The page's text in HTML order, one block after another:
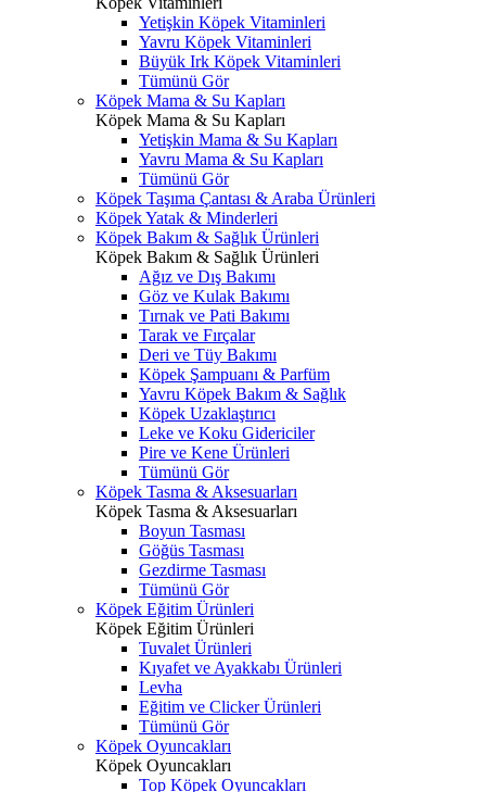
Yetişkin Köpek Vitaminleri
Yavru Köpek Vitaminleri
Büyük Irk Köpek Vitaminleri
Tümünü Gör
Köpek Mama & Su Kapları
Köpek Mama & Su Kapları
Yetişkin Mama & Su Kapları
Yavru Mama & Su Kapları
Tümünü Gör
Köpek Taşıma Çantası & Araba Ürünleri
Köpek Yatak & Minderleri
Köpek Bakım & Sağlık Ürünleri
Köpek Bakım & Sağlık Ürünleri
Ağız ve Dış Bakımı
Göz ve Kulak Bakımı
Tırnak ve Pati Bakımı
Tarak ve Fırçalar
Deri ve Tüy Bakımı
Köpek Şampuanı & Parfüm
Yavru Köpek Bakım & Sağlık
Köpek Uzaklaştırıcı
Leke ve Koku Gidericiler
Pire ve Kene Ürünleri
Tümünü Gör
Köpek Tasma & Aksesuarları
Köpek Tasma & Aksesuarları
Boyun Tasması
Göğüs Tasması
Gezdirme Tasması
Tümünü Gör
Köpek Eğitim Ürünleri
Köpek Eğitim Ürünleri
Tuvalet Ürünleri
Kıyafet ve Ayakkabı Ürünleri
Levha
Eğitim ve Clicker Ürünleri
Tümünü Gör
Köpek Oyuncakları
Köpek Oyuncakları
Top Köpek Oyuncakları